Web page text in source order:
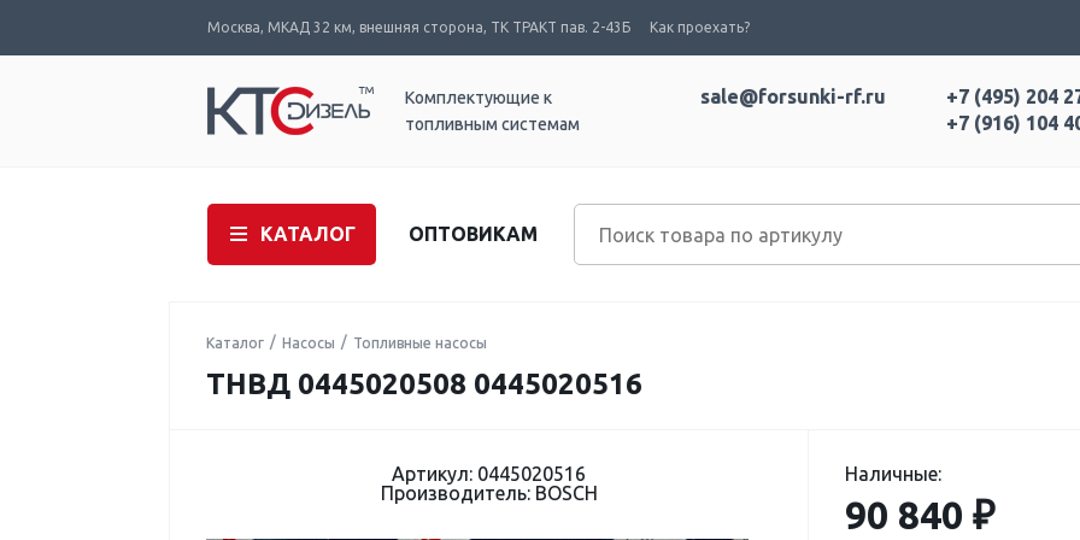
Москва, МКАД 32 км, внешняя сторона, ТК ТРАКТ пав. 2-43Б Как проехать?
Комплектующие к
топливным системам
+7 (495) 204
+7 (916) 104
sale@forsunki-rf.ru
КАТАЛОГ ОПТОВИКАМ
Каталог Насосы Топливные насосы
ТНВД 0445020508 0445020516
Артикул: 0445020516
Производитель: BOSCH
Наличные:
90 840 ₽